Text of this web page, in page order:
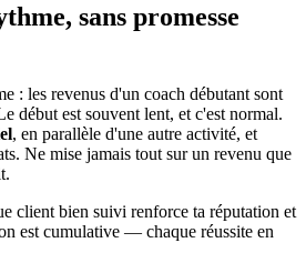
sans promesse
: les revenus d'un coach débutant sont
début est souvent lent, et c'est normal.
, en parallèle d'une autre activité, et
Ne mise jamais tout sur un revenu que
client bien suivi renforce ta réputation et
est cumulative — chaque réussite en